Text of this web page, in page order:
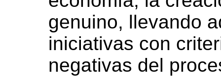
genuino, llevando
iniciativas con
negativas del